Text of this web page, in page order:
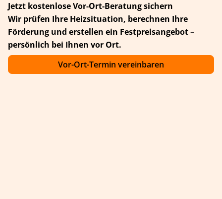
Jetzt kostenlose Vor-Ort-Beratung sichern
Wir prüfen Ihre Heizsituation, berechnen Ihre
Förderung und erstellen ein Festpreisangebot –
persönlich bei Ihnen vor Ort.
Vor-Ort-Termin vereinbaren